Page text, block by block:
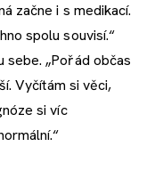
začne i s medikací.
spolu souvisí.“
sebe. „Pořád občas
Vyčítám si věci,
si víc